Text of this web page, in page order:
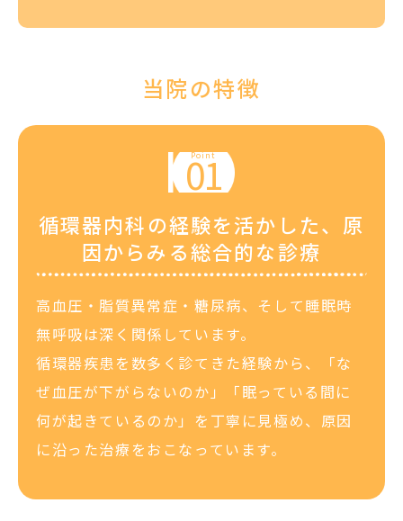
当院の特徴
循環器内科の経験を活かした、原
因からみる総合的な診療
高血圧・脂質異常症・糖尿病、そして睡眠時
無呼吸は深く関係しています。
循環器疾患を数多く診てきた経験から、「な
ぜ血圧が下がらないのか」「眠っている間に
何が起きているのか」を丁寧に見極め、原因
に沿った治療をおこなっています。